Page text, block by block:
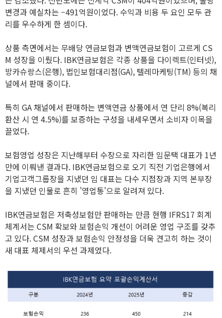
변경과 예실차는 –491억원이었다. 수익과 비용 두 요인 모두 관
리를 우수하게 한 셈이다.
상품 측면에서는 무배당 연금보험과 변액연금보험이 고르게 CS
M 성장을 이뤘다. IBK연금보험은 각종 상품을 다이렉트(인터넷),
방카슈랑스(은행), 법인보험대리점(GA), 텔레마케팅(TM) 등의 채
널에서 판매 중이다.
특히 GA 채널에서 판매하는 변액연금 상품에서 연 단리 8%(복리
환산 시 연 4.5%)를 보증하는 구성을 내세우면서 소비자 이목을
끌었다.
보험영업 성장은 지난해부터 수장으로 자리한 임문택 대표가 1년
만에 이뤄낸 결과다. IBK연금보험으로 오기 직전 기업은행에서
기업고객그룹장을 지냈던 임 대표는 다수 지점장과 지역 본부장
을 지냈던 인물로 흔히 '영업통'으로 알려져 있다.
IBK연금보험은 저축성보험만 판매하는 만큼 현행 IFRS17 회계
체계서는 CSM 확보와 보험손익 개선이 어려운 영업 구조를 갖추
고 있다. CSM 성장과 보험손익 안정성을 더욱 견고히 하는 것이
새 대표 체제서의 우선 과제였다.